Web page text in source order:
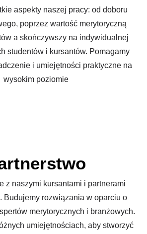
aspekty naszej pracy: od doboru
poprzez wartość merytoryczną
a skończywszy na indywidualnej
studentów i kursantów. Pomagamy
i umiejętności praktyczne na
wysokim poziomie
z naszymi kursantami i partnerami
Budujemy rozwiązania w oparciu o
merytorycznych i branżowych.
umiejętnościach, aby stworzyć